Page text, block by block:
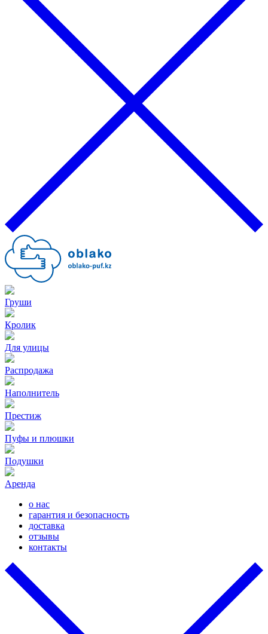
Груши
Кролик
Для улицы
Распродажа
Наполнитель
Престиж
Пуфы и плюшки
Подушки
Аренда
о нас
гарантия и безопасность
доставка
отзывы
контакты